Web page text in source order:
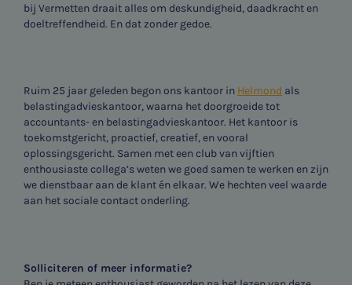
bij Vermetten draait alles om deskundigheid, daadkracht en
doeltreffendheid. En dat zonder gedoe.
Ruim 25 jaar geleden begon ons kantoor in Helmond als
belastingadvieskantoor, waarna het doorgroeide tot
accountants- en belastingadvieskantoor. Het kantoor is
toekomstgericht, proactief, creatief, en vooral
oplossingsgericht. Samen met een club van vijftien
enthousiaste collega’s weten we goed samen te werken en zijn
we dienstbaar aan de klant én elkaar. We hechten veel waarde
aan het sociale contact onderling.
Solliciteren of meer informatie?